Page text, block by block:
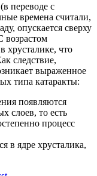
переводе с
времена считали,
опускается сверху
возрастом
хрусталике, что
следствие,
выраженное
типа катаракты:
появляются
слоев, то есть
процесс
в ядре хрусталика,